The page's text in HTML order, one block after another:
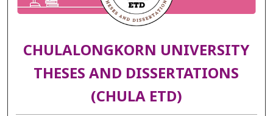
CHULALONGKORN UNIVERSITY
THESES AND DISSERTATIONS
(CHULA ETD)